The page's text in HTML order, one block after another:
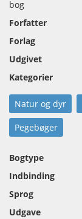
bog
Forfatter
Forlag
Udgivet
Kategorier
Natur og dyr
Pegebøger
Bogtype
Indbinding
Sprog
Udgave